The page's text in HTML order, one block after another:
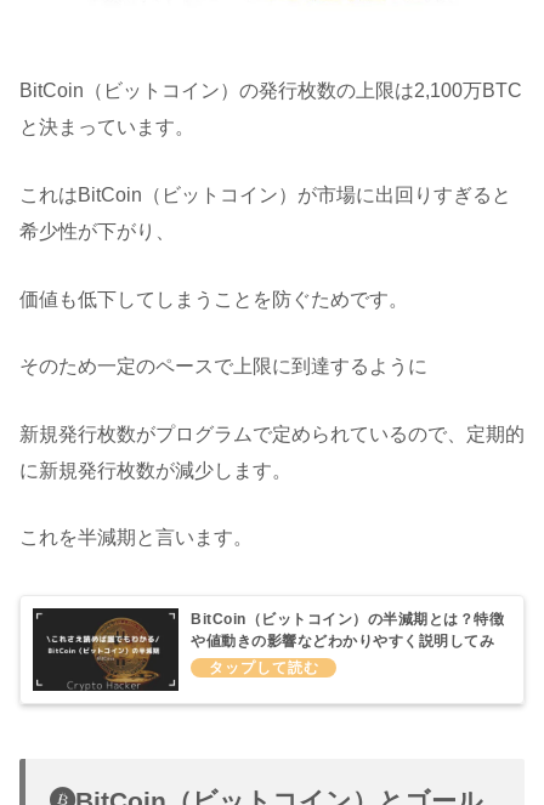
BitCoin（ビットコイン）の発行枚数の上限は2,100万BTC
と決まっています。
これはBitCoin（ビットコイン）が市場に出回りすぎると
希少性が下がり、
価値も低下してしまうことを防ぐためです。
そのため一定のペースで上限に到達するように
新規発行枚数がプログラムで定められているので、定期的
に新規発行枚数が減少します。
これを半減期と言います。
BitCoin（ビットコイン）の半減期とは？特徴
や値動きの影響などわかりやすく説明してみ
た